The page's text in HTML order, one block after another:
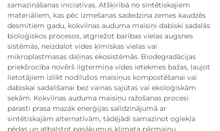
samazināšanas iniciatīvas. Atšķirībā no sintētiskajiem
materiāliem, kas pēc izmešanas sadedzina zemes kaudzēs
desmitiem gadu, kokvilnas auduma maisiņi dabiski sadalās
bioloģiskos procesos, atgriežot barības vielas augsnes
sistēmās, neizdalot vides ķīmiskas vielas vai
mikroplastmasas daļiņas ekosistēmās. Biodegradācijas
priekšrocība novērš ilgtermiņa vides ietekmes bažas, ļaujot
lietotājiem izlikt nodilušos maisiņus kompostēšanai vai
dabiskai sadalīšanai bez vainas sajūtas vai ekoloģiskām
sekām. Kokvilnas auduma maisiņu ražošanas procesi
parasti prasa mazāk enerģijas salīdzinājumā ar
sintētiskajām alternatīvām, tādējādi samazinot oglekļa
pēdas un atbalstot pasākumus klimata pārmaiņu